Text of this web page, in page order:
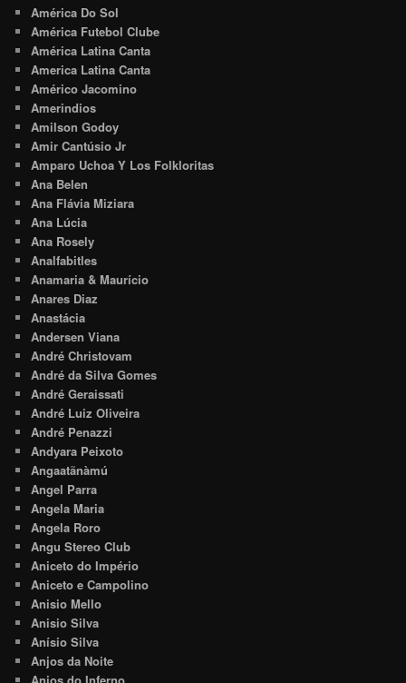
América Do Sol
América Futebol Clube
América Latina Canta
America Latina Canta
Américo Jacomino
Amerindios
Amilson Godoy
Amir Cantúsio Jr
Amparo Uchoa Y Los Folkloritas
Ana Belen
Ana Flávia Miziara
Ana Lúcia
Ana Rosely
Analfabitles
Anamaria & Maurício
Anares Diaz
Anastácia
Andersen Viana
André Christovam
André da Silva Gomes
André Geraissati
André Luiz Oliveira
André Penazzi
Andyara Peixoto
Angaatãnàmú
Angel Parra
Angela Maria
Angela Roro
Angu Stereo Club
Aniceto do Império
Aniceto e Campolino
Anisio Mello
Anisio Silva
Anísio Silva
Anjos da Noite